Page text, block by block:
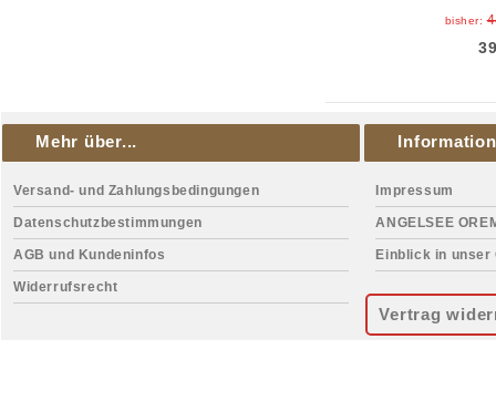
bisher:
Mehr über...
Versand- und Zahlungsbedingungen
Datenschutzbestimmungen
AGB und Kundeninfos
Widerrufsrecht
Impressum
ANGELSEE
Einblick in unser
Vertrag